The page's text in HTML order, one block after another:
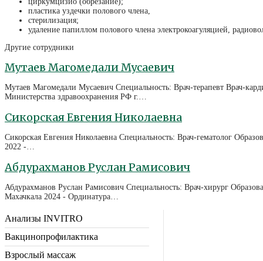
пластика уздечки полового члена,
стерилизация;
удаление папиллом полового члена электрокоагуляцией,
Другие сотрудники
Мутаев Магомедали Мусаевич
Мутаев Магомедали Мусаевич Специальность: Врач-терапевт Врач-
Министерства здравоохранения РФ г.…
Сикорская Евгения Николаевна
Сикорская Евгения Николаевна Специальность: Врач-гематолог
2022 -…
Абдурахманов Руслан Рамисович
Абдурахманов Руслан Рамисович Специальность: Врач-хирург
Махачкала 2024 - Ординатура…
Анализы INVITRO
Вакцинопрофилактика
Взрослый массаж